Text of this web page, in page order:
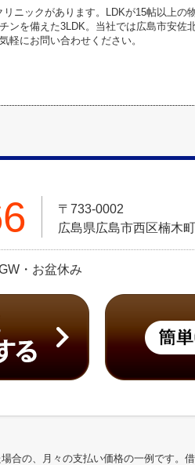
ニックがあります。LDKが15帖以上の
ンを備えた3LDK。当社では広島市安
軽にお問い合わせください。
〒733-0002
広島県広島市西区楠木
・お盆休み
合の、月々の支払い価格の一例です。